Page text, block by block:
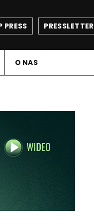
PRESSLETTER
PRESS
O NAS